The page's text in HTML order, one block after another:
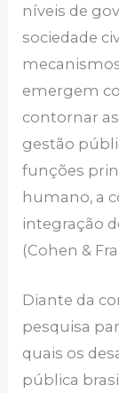
níveis de
sociedade
emergem
contornar
gestão
funções
humano, a
integração
(Cohen &
Diante da
pesquisa
quais os
pública